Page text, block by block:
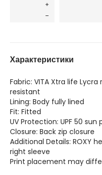
Характеристики
Fabric: VITA Xtra life
resistant
Lining: Body fully lined
Fit: Fitted
UV Protection: UPF 50
Closure: Back zip closure
Additional Details: ROXY
right sleeve
Print placement may